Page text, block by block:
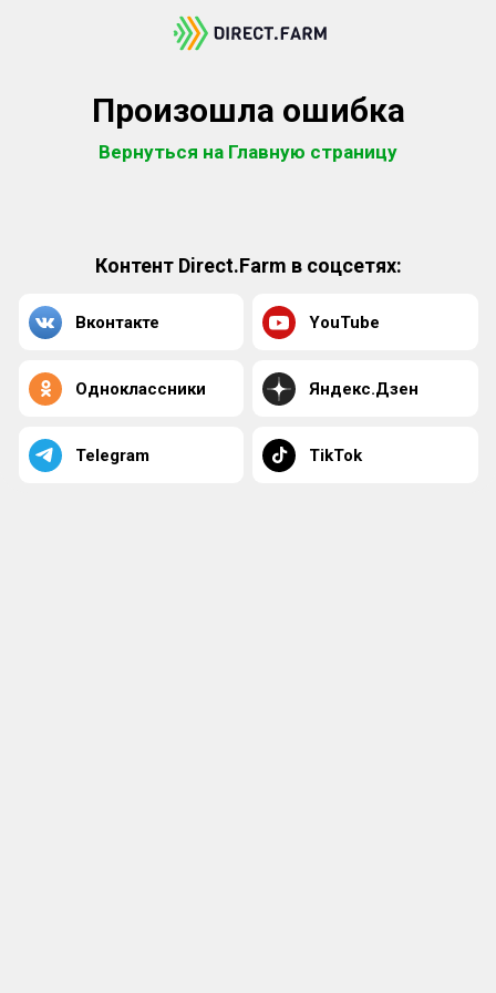
Произошла ошибка
Вернуться на Главную страницу
Контент Direct.Farm в соцсетях:
Вконтакте YouTube
Одноклассники Яндекс.Дзен
Telegram TikTok